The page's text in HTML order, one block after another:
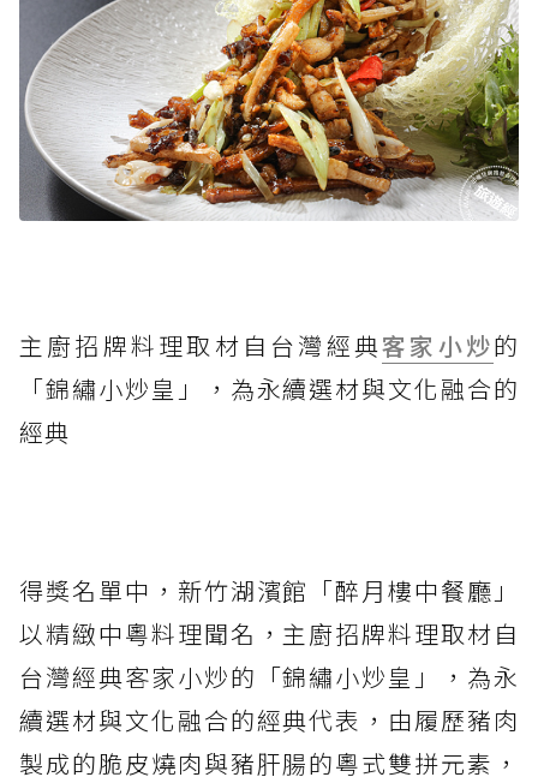
主廚招牌料理取材自台灣經典客家小炒的
「錦繡小炒皇」，為永續選材與文化融合的
經典
得獎名單中，新竹湖濱館「醉月樓中餐廳」
以精緻中粵料理聞名，主廚招牌料理取材自
台灣經典客家小炒的「錦繡小炒皇」，為永
續選材與文化融合的經典代表，由履歷豬肉
製成的脆皮燒肉與豬肝腸的粵式雙拼元素，